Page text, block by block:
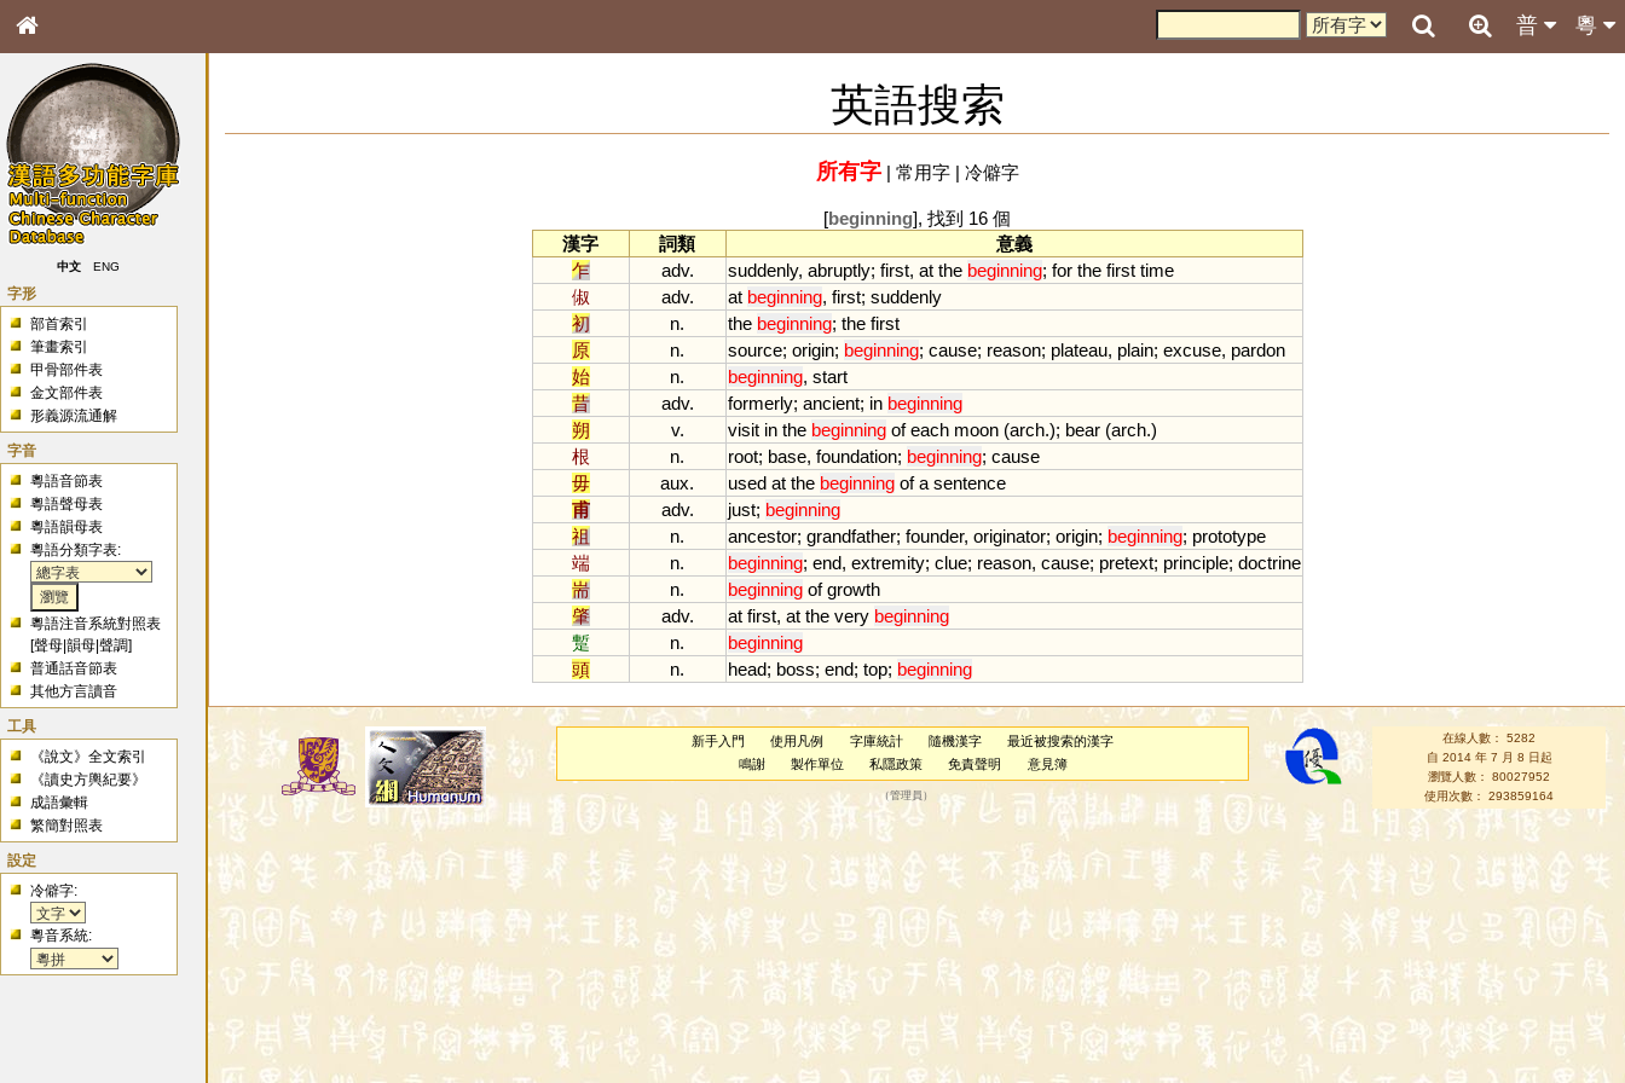
粵
普
中文 ENG
字形
部首索引
筆畫索引
甲骨部件表
金文部件表
形義源流通解
字音
粵語音節表
粵語聲母表
粵語韻母表
粵語分類字表:
粵語注音系統對照表
[聲母 |韻母 |聲調]
普通話音節表
其他方言讀音
工具
《說文》全文索引
《讀史方輿紀要》
成語彙輯
繁簡對照表
設定
冷僻字:
粵音系統:
英語搜索
所有字| 常用字| 冷僻字
[beginning], 找到 16 個
漢字
詞類
意義
乍
adv. suddenly, abruptly; first, at the beginning; for the first time
俶
adv. at beginning, first; suddenly
初
n. the beginning; the first
原
n. source; origin; beginning; cause; reason; plateau, plain; excuse, pardon
始
n. beginning, start
昔
adv. formerly; ancient; in beginning
朔
v. visit in the beginning of each moon(arch.); bear(arch.)
根
n. root; base, foundation; beginning; cause
毋
aux. used at the beginning of a sentence
甫
adv. just; beginning
祖
n. ancestor; grandfather; founder, originator; origin; beginning; prototype
端
n. beginning; end, extremity; clue; reason, cause; pretext; principle; doctrine
耑
n. beginning of growth
肇
adv. at first, at the very beginning
蹔
n.
beginning
頭
n. head; boss; end; top; beginning
新手入門 使用凡例 字庫統計 隨機漢字
最近被搜索的漢字
鳴謝
製作單位 私隱政策 免責聲明 意見簿
（管理員 ）
在線人數： 5282
自 2014 年 7 月 8 日起
瀏覽人數： 80027952
使用次數： 293859164